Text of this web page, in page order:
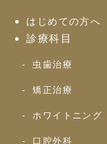
はじめての方へ
診療科目
虫歯治療
矯正治療
ホワイトニング
口腔外科